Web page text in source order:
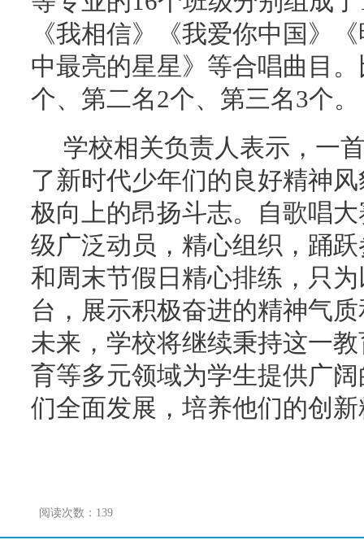
《我相信》《我爱你中国》
中最亮的星星》等合唱曲目
个、第二名2个、第三名3个。
学校相关负责人表示，一
了新时代少年们的良好精神
极向上的昂扬斗志。自歌唱
级广泛动员，精心组织，踊
和周末节假日精心排练，只
台，展示积极奋进的精神气
未来，学校将继续秉持这一
育等多元领域为学生提供广
们全面发展，培养他们的创
阅读次数： 139